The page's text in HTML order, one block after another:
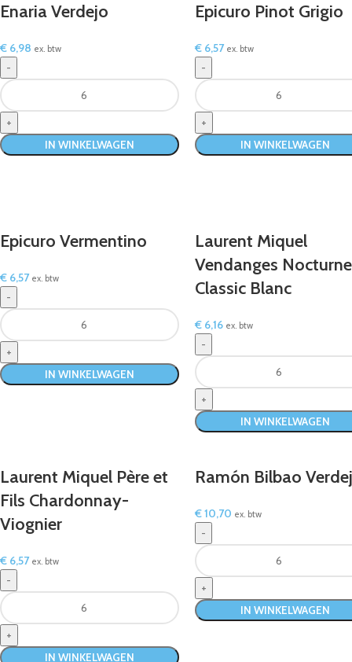
Enaria Verdejo
€ 6,98 ex. btw
IN WINKELWAGEN
Epicuro Pinot Grigio
€ 6,57 ex. btw
IN WINKELWAGEN
Epicuro Vermentino
€ 6,57 ex. btw
IN WINKELWAGEN
Laurent Miquel
Vendanges
Classic Blanc
€ 6,16 ex. btw
IN WINKELWAGEN
Laurent Miquel Père et
Fils Chardonnay-
Viognier
€ 6,57 ex. btw
IN WINKELWAGEN
Ramón Bilbao
€10,70 ex. btw
IN WINKELWAGEN